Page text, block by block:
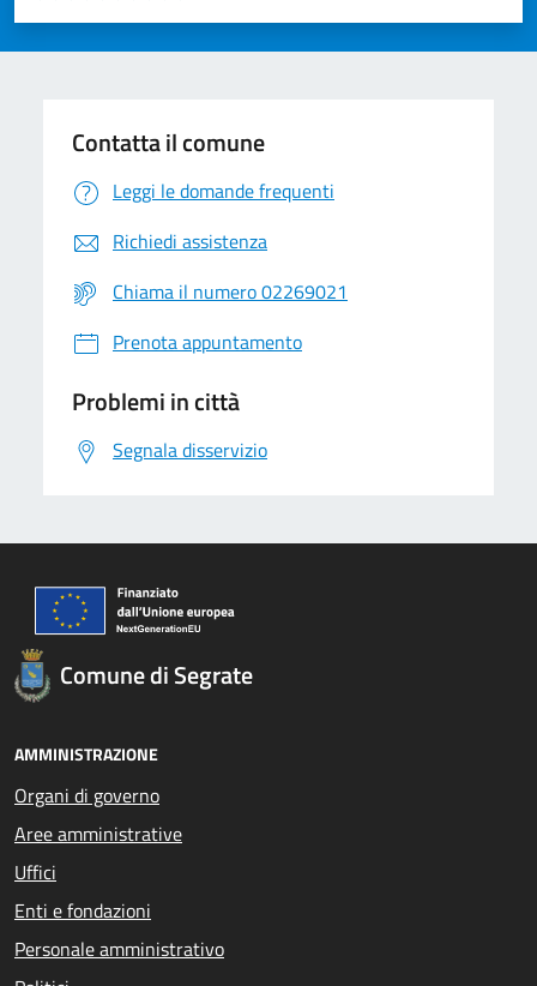
Valuta 5 stelle su 5
Valuta 4 stelle su 5
Valuta 3 stelle su 5
Valuta 2 stelle su 5
Valuta 1 stelle su 5
Contatta il comune
Leggi le domande frequenti
Richiedi assistenza
Chiama il numero 02269021
Prenota appuntamento
Problemi in città
Segnala disservizio
Comune di Segrate
AMMINISTRAZIONE
Organi di governo
Aree amministrative
Uffici
Enti e fondazioni
Personale amministrativo